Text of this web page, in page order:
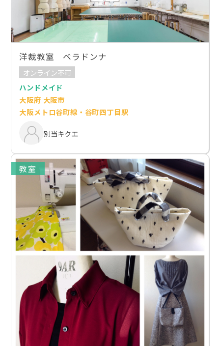
洋裁教室 ベラドンナ
オンライン不可
ハンドメイド
大阪府 大阪市
大阪メトロ谷町線・谷町四丁目駅
別当キクエ
教室